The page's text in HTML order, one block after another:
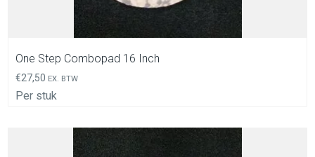
One Step Combopad 16 Inch
€27,50 EX. BTW
Per stuk